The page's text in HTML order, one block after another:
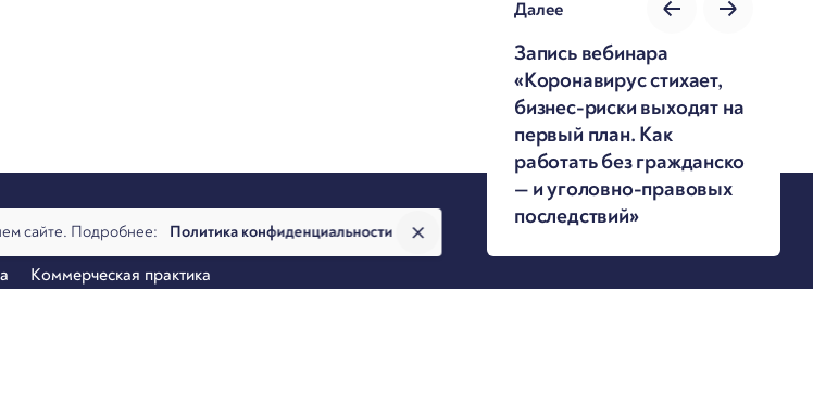
Далее
Запись вебинара
«Коронавирус стихает,
бизнес-риски выходят на
первый план. Как
работать без гражданско
— и уголовно-правовых
последствий»
Новости Офисы и контакты
Вакансии
Коммерческая практика
сайте. Подробнее: Политика конфиденциальности